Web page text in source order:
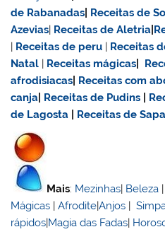
de Rabanadas
Receitas de
Azevias Receitas de Aletria
Receitas de peru Receitas
Natal
Receitas mágicas
afrodisiacas
Receitas com
canja
Receitas de Pudins
de Lagosta
Receitas de
Mais: Mezinhas| Beleza |
Mágicas |Afrodite|Anjos |
rápidos|Magia das Fadas|